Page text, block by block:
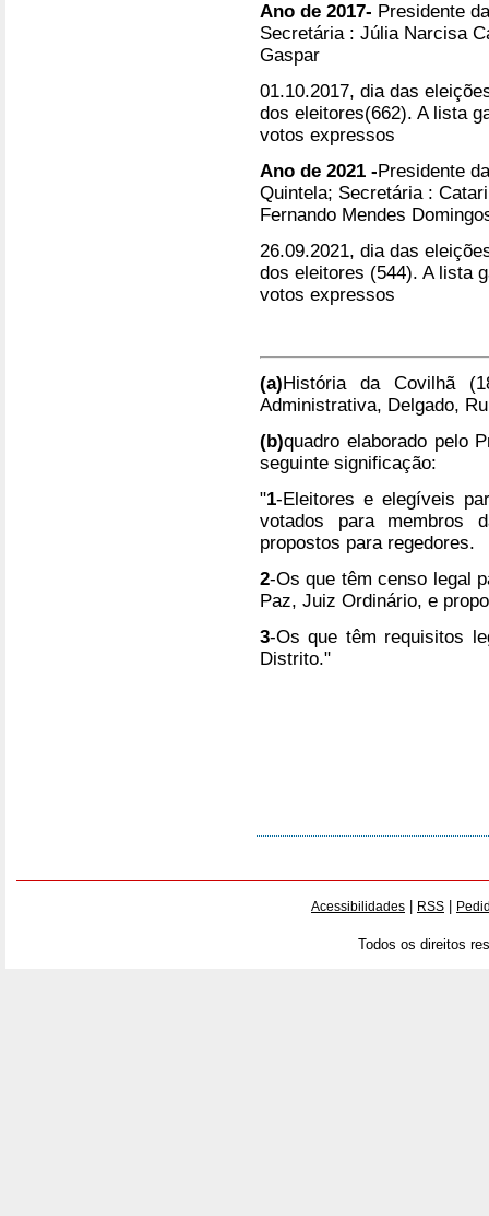
Ano de 2017- Presidente
Secretária : Júlia Narcisa
Gaspar
01.10.2017, dia das
dos eleitores(662). A lista
votos expressos
Ano de 2021 - Presidente
Quintela; Secretária :
Fernando Mendes
26.09.2021, dia das
dos eleitores (544). A lista
votos expressos
(a) História da Covilhã
Administrativa, Delgado,
(b)quadro elaborado pelo
seguinte significação:
"1-Eleitores e elegíveis
votados para membros
propostos para regedores.
2-Os que têm censo legal
Paz, Juiz Ordinário, e
3-Os que têm requisitos
Distrito."
Acessibilidades RSS
Todos os direitos